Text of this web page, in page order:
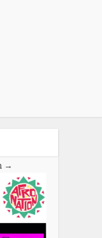
→